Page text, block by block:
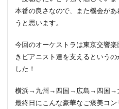
本番の良さなので、また機会が
うと思います。
今回のオーケストラは東京交響
きピアニスト達を支えるという
した！
横浜→九州→四国→広島→四国→
最終日にこんな豪華なご褒美コン